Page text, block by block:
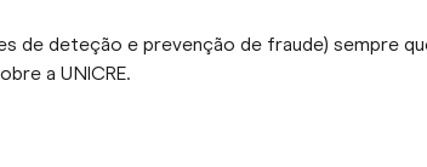
de deteção e prevenção de fraude) sempre
a UNICRE.